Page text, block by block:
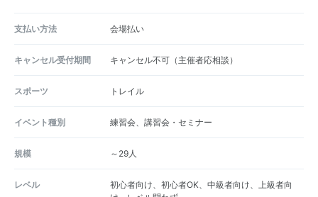
支払い方法 会場払い
キャンセル受付期間 キャンセル不可（主催者応相談）
スポーツ トレイル
イベント種別 練習会、講習会・セミナー
規模 ～29人
レベル
初心者向け、初心者OK、中級者向け、上級者向